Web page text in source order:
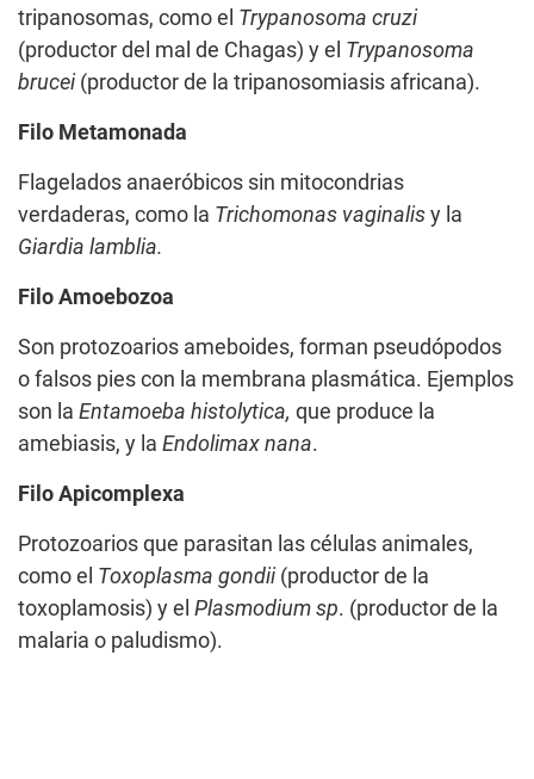
tripanosomas, como el Trypanosoma cruzi
(productor del mal de Chagas) y el Trypanosoma
brucei (productor de la tripanosomiasis africana).
Filo Metamonada
Flagelados anaeróbicos sin mitocondrias
verdaderas, como la Trichomonas vaginalis y la
Giardia lamblia.
Filo Amoebozoa
Son protozoarios ameboides, forman pseudópodos
o falsos pies con la membrana plasmática. Ejemplos
son la Entamoeba histolytica, que produce la
amebiasis, y la Endolimax nana.
Filo Apicomplexa
Protozoarios que parasitan las células animales,
como el Toxoplasma gondii (productor de la
toxoplamosis) y el Plasmodium sp. (productor de la
malaria o paludismo).